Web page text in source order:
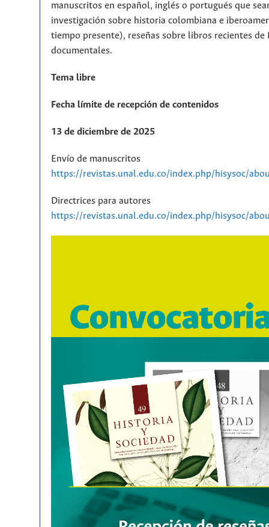
manuscritos en español, inglés o portugués que
investigación sobre historia colombiana e
tiempo presente), reseñas sobre libros recientes
documentales.
Tema libre
Fecha límite de recepción de contenidos
13 de diciembre de 2025
Envío de manuscritos
https://revistas.unal.edu.co/index.php/hisysoc/
Directrices para autores
https://revistas.unal.edu.co/index.php/hisysoc/